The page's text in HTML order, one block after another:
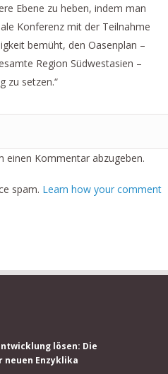
Ebene zu heben, indem man
Konferenz mit der Teilnahme
bemüht, den Oasenplan –
Region Südwestasien –
zu setzen.“
einen Kommentar abzugeben.
spam. Learn how your comment
lösen: Die
Enzyklika